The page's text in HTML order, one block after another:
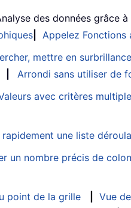
des données grâce à
Appelez Fonctions
mettre en
Arrondi sans utiliser de
avec critères
rapidement une liste
un nombre précis de
point de la grille Vue